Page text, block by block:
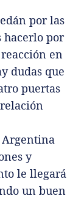
por las
hacerlo por
en
dudas que
puertas
Argentina
y
le llegará
un buen